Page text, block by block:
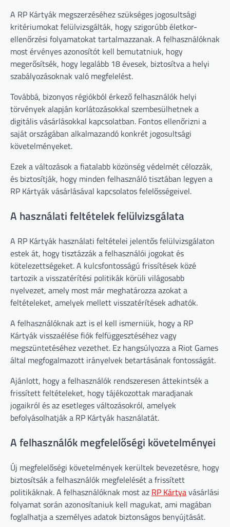
A RP Kártyák megszerzéséhez szükséges jogosultsági
kritériumokat felülvizsgálták, hogy szigorúbb életkor-
ellenőrzési folyamatokat tartalmazzanak. A felhasználóknak
most érvényes azonosítót kell bemutatniuk, hogy
megerősítsék, hogy legalább 18 évesek, biztosítva a helyi
szabályozásoknak való megfelelést.
Továbbá, bizonyos régiókból érkező felhasználók helyi
törvények alapján korlátozásokkal szembesülhetnek a
digitális vásárlásokkal kapcsolatban. Fontos ellenőrizni a
saját országában alkalmazandó konkrét jogosultsági
követelményeket.
Ezek a változások a fiatalabb közönség védelmét célozzák,
és biztosítják, hogy minden felhasználó tisztában legyen a
RP Kártyák vásárlásával kapcsolatos felelősségeivel.
A használati feltételek felülvizsgálata
A RP Kártyák használati feltételei jelentős felülvizsgálaton
estek át, hogy tisztázzák a felhasználói jogokat és
kötelezettségeket. A kulcsfontosságú frissítések közé
tartozik a visszatérítési politikák körüli világosabb
nyelvezet, amely most már meghatározza azokat a
feltételeket, amelyek mellett visszatérítések adhatók.
A felhasználóknak azt is el kell ismerniük, hogy a RP
Kártyák visszaélése fiók felfüggesztéséhez vagy
megszüntetéséhez vezethet. Ez hangsúlyozza a Riot Games
által megfogalmazott irányelvek betartásának fontosságát.
Ajánlott, hogy a felhasználók rendszeresen áttekintsék a
frissített feltételeket, hogy tájékozottak maradjanak
jogaikról és az esetleges változásokról, amelyek
befolyásolhatják a RP Kártyák használatát.
A felhasználók megfelelőségi követelményei
Új megfelelőségi követelmények kerültek bevezetésre, hogy
biztosítsák a felhasználók megfelelését a frissített
politikáknak. A felhasználóknak most az RP Kártyavásárlási
folyamat során azonosítaniuk kell magukat, ami magában
foglalhatja a személyes adatok biztonságos benyújtását.